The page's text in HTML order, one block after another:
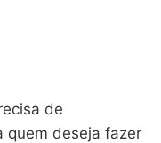
de
quem deseja fazer